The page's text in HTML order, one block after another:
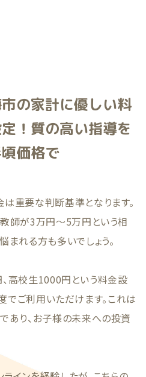
の家計に優しい料
！質の高い指導を
価格で
重要な判断基準となります。
師が3万円〜5万円という相
れる方も多いでしょう。
高校生1000円という料金設
ご利用いただけます。これは
あり、お子様の未来への投資